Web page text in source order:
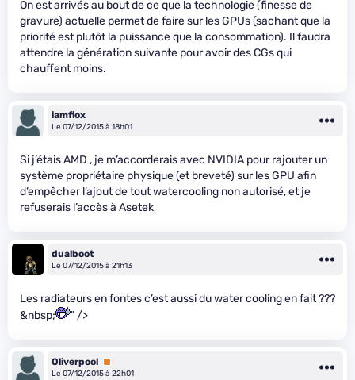
On est arrivés au bout de ce que la technologie (finesse de
gravure) actuelle permet de faire sur les GPUs (sachant que la
priorité est plutôt la puissance que la consommation). Il faudra
attendre la génération suivante pour avoir des CGs qui
chauffent moins.
iamflox
Le 07/12/2015 à 18h01
Si j’étais AMD , je m’accorderais avec NVIDIA pour rajouter un
système propriétaire physique (et breveté) sur les GPU afin
d’empêcher l’ajout de tout watercooling non autorisé, et je
refuserais l’accès à Asetek
dualboot
Le 07/12/2015 à 21h13
Les radiateurs en fontes c’est aussi du water cooling en fait ???
&nbsp;
" />
Oliverpool Premium
Le 07/12/2015 à 22h01